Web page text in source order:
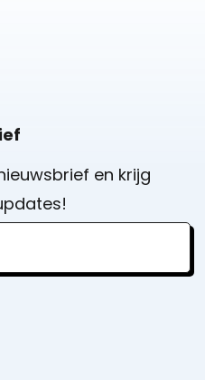
en krijg